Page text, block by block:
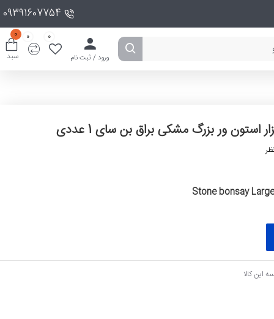
09391607754
ورود / ثبت نام
0
0
سبد
0
استون ور بزرگ مشکی براق بن سای 1 عددی
Stone bonsay
این کالا